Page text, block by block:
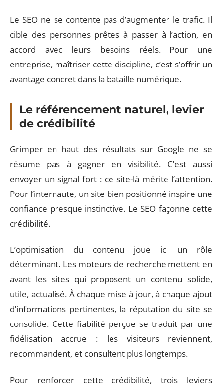
Le SEO ne se contente pas d’augmenter le trafic. Il
cible des personnes prêtes à passer à l’action, en
accord avec leurs besoins réels. Pour une
entreprise, maîtriser cette discipline, c’est s’offrir un
avantage concret dans la bataille numérique.
Le référencement naturel, levier
de crédibilité
Grimper en haut des résultats sur Google ne se
résume pas à gagner en visibilité. C’est aussi
envoyer un signal fort : ce site-là mérite l’attention.
Pour l’internaute, un site bien positionné inspire une
confiance presque instinctive. Le SEO façonne cette
crédibilité.
L’optimisation du contenu joue ici un rôle
déterminant. Les moteurs de recherche mettent en
avant les sites qui proposent un contenu solide,
utile, actualisé. À chaque mise à jour, à chaque ajout
d’informations pertinentes, la réputation du site se
consolide. Cette fiabilité perçue se traduit par une
fidélisation accrue : les visiteurs reviennent,
recommandent, et consultent plus longtemps.
Pour renforcer cette crédibilité, trois leviers